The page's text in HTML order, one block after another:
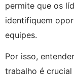
permite que os
identifiquem
equipes.
Por isso,
trabalho é